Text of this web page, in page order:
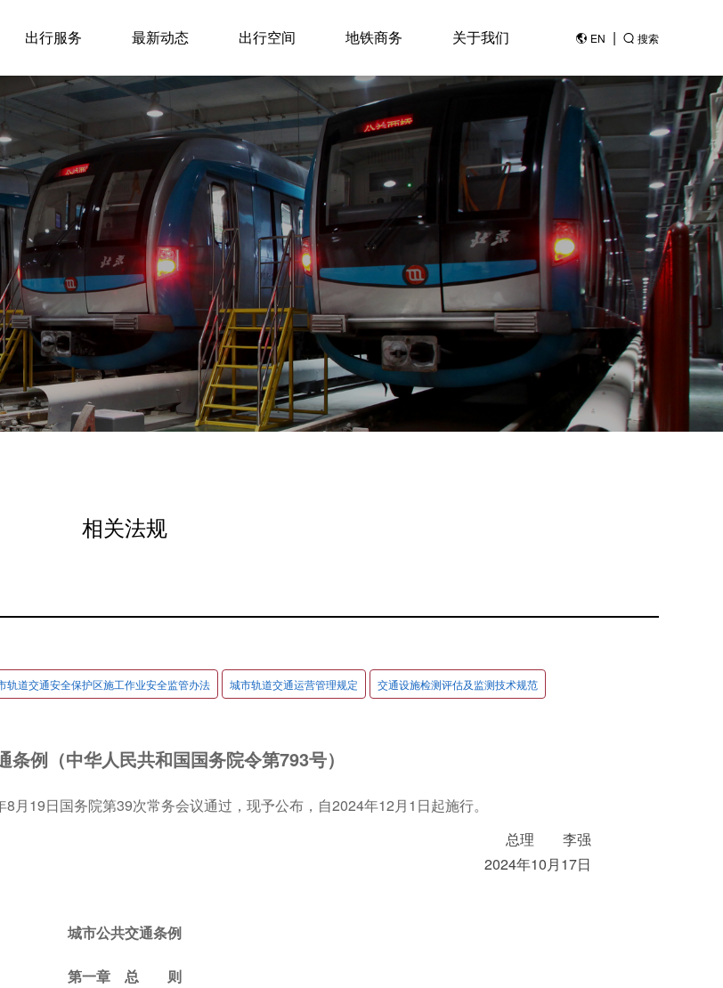
出行服务 最新动态 出行空间 地铁商务 关于我们 EN | 搜索
相关法规
轨道交通安全保护区施工作业安全监管办法 城市轨道交通运营管理规定 交通设施检测评估及监测技术规范
条例（中华人民共和国国务院令第793号）
8月19日国务院第39次常务会议通过，现予公布，自2024年12月1日起施行。
总理 李强
2024年10月17日
城市公共交通条例
第一章 总 则